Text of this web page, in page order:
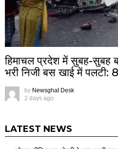
हिमाचल प्रदेश में सुबह-सुबह
भरी निजी बस खाई में पलटी:
by Newsghat Desk
2 days ago
LATEST NEWS